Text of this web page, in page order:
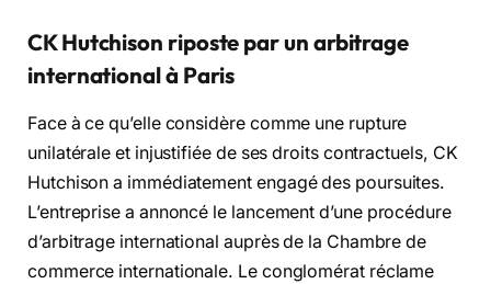
CK Hutchison riposte par un arbitrage
international à Paris
Face à ce qu’elle considère comme une rupture
unilatérale et injustifiée de ses droits contractuels, CK
Hutchison a immédiatement engagé des poursuites.
L’entreprise a annoncé le lancement d’une procédure
d’arbitrage international auprès de la Chambre de
commerce internationale. Le conglomérat réclame